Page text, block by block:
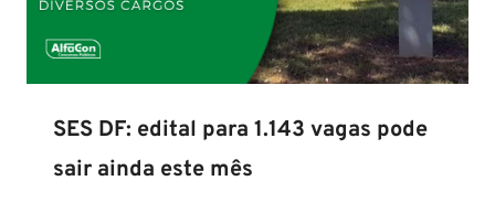
SES DF: edital para 1.143 vagas pode
sair ainda este mês